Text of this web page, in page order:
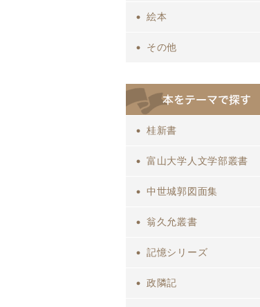
絵本
その他
桂新書
富山大学人文学部叢書
中世城郭図面集
翁久允叢書
記憶シリーズ
政隣記